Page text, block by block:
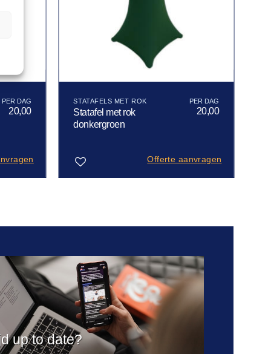
20,00
STATAFELS MET ROK
Statafel met rok
donkergroen
20,00
Offerte aanvragen
up to date?